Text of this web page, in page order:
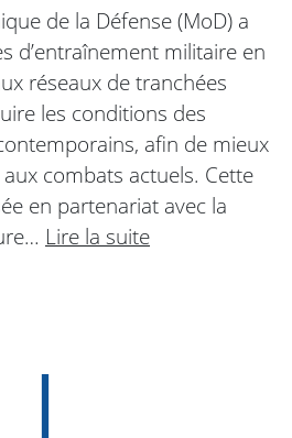
de la Défense (MoD) a
d’entraînement militaire en
réseaux de tranchées
les conditions des
afin de mieux
combats actuels. Cette
en partenariat avec la
Lire la suite